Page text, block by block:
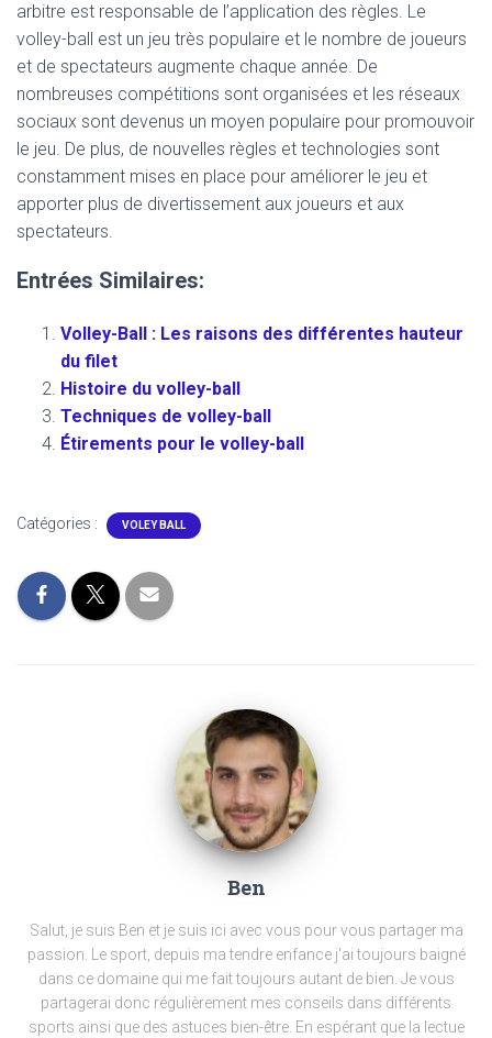
arbitre est responsable de l’application des règles. Le
volley-ball est un jeu très populaire et le nombre de joueurs
et de spectateurs augmente chaque année. De
nombreuses compétitions sont organisées et les réseaux
sociaux sont devenus un moyen populaire pour promouvoir
le jeu. De plus, de nouvelles règles et technologies sont
constamment mises en place pour améliorer le jeu et
apporter plus de divertissement aux joueurs et aux
spectateurs.
Entrées Similaires:
Volley-Ball : Les raisons des différentes hauteur
du filet
Histoire du volley-ball
Techniques de volley-ball
Étirements pour le volley-ball
Catégories : VOLEY BALL
Ben
Salut, je suis Ben et je suis ici avec vous pour vous partager ma
passion. Le sport, depuis ma tendre enfance j'ai toujours baigné
dans ce domaine qui me fait toujours autant de bien. Je vous
partagerai donc régulièrement mes conseils dans différents
sports ainsi que des astuces bien-être. En espérant que la lectue